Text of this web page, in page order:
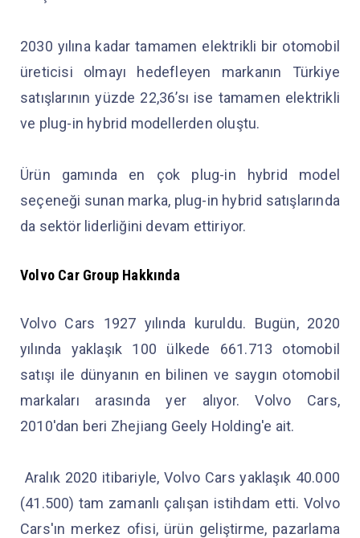
2030 yılına kadar tamamen elektrikli bir otomobil
üreticisi olmayı hedefleyen markanın Türkiye
satışlarının yüzde 22,36’sı ise tamamen elektrikli
ve plug-in hybrid modellerden oluştu.
Ürün gamında en çok plug-in hybrid model
seçeneği sunan marka, plug-in hybrid satışlarında
da sektör liderliğini devam ettiriyor.
Volvo Car Group Hakkında
Volvo Cars 1927 yılında kuruldu. Bugün, 2020
yılında yaklaşık 100 ülkede 661.713 otomobil
satışı ile dünyanın en bilinen ve saygın otomobil
markaları arasında yer alıyor. Volvo Cars,
2010'dan beri Zhejiang Geely Holding'e ait.
Aralık 2020 itibariyle, Volvo Cars yaklaşık 40.000
(41.500) tam zamanlı çalışan istihdam etti. Volvo
Cars'ın merkez ofisi, ürün geliştirme, pazarlama